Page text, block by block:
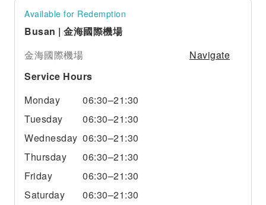
Available for Redemption
Busan | 金海國際機場
金海國際機場
Navigate
Service Hours
Monday
06:30–21:30
Tuesday
06:30–21:30
Wednesday 06:30–21:30
Thursday
06:30–21:30
Friday
06:30–21:30
Saturday
06:30–21:30